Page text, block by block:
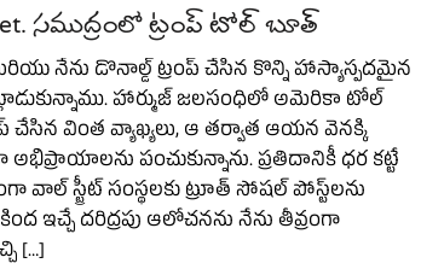
సముద్రంలో ట్రంప్ టోల్ బూత్
నేను డొనాల్డ్ ట్రంప్ చేసిన కొన్ని హాస్యాస్పదమైన
హార్ముజ్ జలసంధిలో అమెరికా టోల్
వింత వ్యాఖ్యలు, ఆ తర్వాత ఆయన వెనక్కి
అభిప్రాయాలను పంచుకున్నాను. ప్రతిదానికీ ధర కట్టే
వాల్ స్ట్రీట్ సంస్థలకు ట్రూత్ సోషల్ పోస్ట్‌లను
ఇచ్చే దరిద్రపు ఆలోచనను నేను తీవ్రంగా
[…]